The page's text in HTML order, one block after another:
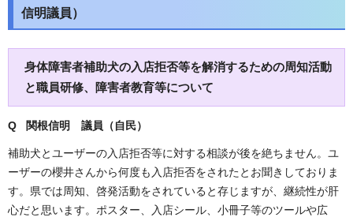
信明議員）
身体障害者補助犬の入店拒否等を解消するための周知活動
と職員研修、障害者教育等について
Q 関根信明 議員（自民）
補助犬とユーザーの入店拒否等に対する相談が後を絶ちません。ユ
ーザーの櫻井さんから何度も入店拒否をされたとお聞きしておりま
す。県では周知、啓発活動をされていると存じますが、継続性が肝
心だと思います。ポスター、入店シール、小冊子等のツールや広